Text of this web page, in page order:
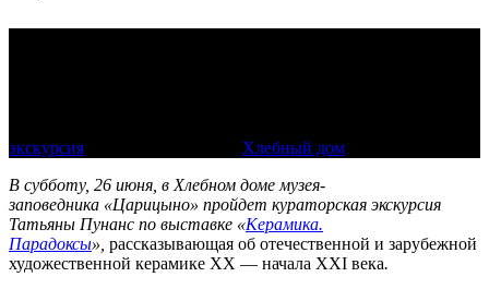
экскурсия
Хлебный дом
В субботу, 26 июня, в Хлебном доме музея-
заповедника «Царицыно» пройдет кураторская экскурсия
Татьяны Пунанс по выставке «Керамика.
Парадоксы», рассказывающая об отечественной и зарубежной
художественной керамике XX — начала XXI века.